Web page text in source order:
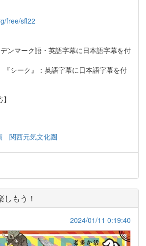
free/sfl22
ンマーク語・英語字幕に日本語字幕を付
『シーク』：英語字幕に日本語字幕を付
関西元気文化圏
もう！
2024/01/11 0:19:40